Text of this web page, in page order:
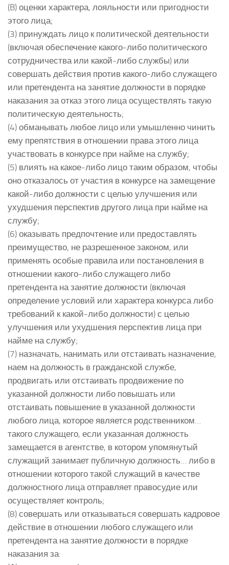
(B) оценки характера, лояльности или пригодности
этого лица;
(3) принуждать лицо к политической деятельности
(включая обеспечение какого-либо политического
сотрудничества или какой-либо службы) или
совершать действия против какого-либо служащего
или претендента на занятие должности в порядке
наказания за отказ этого лица осуществлять такую
политическую деятельность;
(4) обманывать любое лицо или умышленно чинить
ему препятствия в отношении права этого лица
участвовать в конкурсе при найме на службу;
(5) влиять на какое-либо лицо таким образом, чтобы
оно отказалось от участия в конкурсе на замещение
какой-либо должности с целью улучшения или
ухудшения перспектив другого лица при найме на
службу;
(6) оказывать предпочтение или предоставлять
преимущество, не разрешенное законом, или
применять особые правила или постановления в
отношении какого-либо служащего либо
претендента на занятие должности (включая
определение условий или характера конкурса либо
требований к какой-либо должности) с целью
улучшения или ухудшения перспектив лица при
найме на службу;
(7) назначать, нанимать или отстаивать назначение,
наем на должность в гражданской службе,
продвигать или отстаивать продвижение по
указанной должности либо повышать или
отстаивать повышение в указанной должности
любого лица, которое является родственником…
такого служащего, если указанная должность
замещается в агентстве, в котором упомянутый
служащий занимает публичную должность… либо в
отношении которого такой служащий в качестве
должностного лица отправляет правосудие или
осуществляет контроль;
(8) совершать или отказываться совершать кадровое
действие в отношении любого служащего или
претендента на занятие должности в порядке
наказания за: